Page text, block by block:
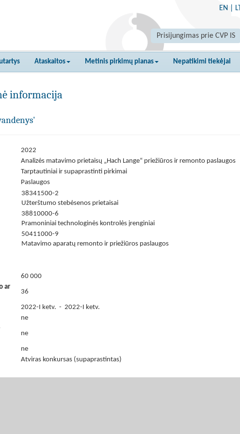
EN LT
Prisijungimas prie CVP IS
Ataskaitos Metinis pirkimų planas Nepatikimi tiekėjai
informacija
2022
Analizės matavimo prietaisų „Hach Lange“ priežiūros ir remonto paslaugos
Tarptautiniai ir supaprastinti pirkimai
Paslaugos
38341500-2
Užterštumo stebėsenos prietaisai
38810000-6
Pramoniniai technologinės kontrolės įrenginiai
50411000-9
Matavimo aparatų remonto ir priežiūros paslaugos
60 000
ar
36
2022-I ketv. - 2022-I ketv.
ne
ne
ne
Atviras konkursas (supaprastintas)